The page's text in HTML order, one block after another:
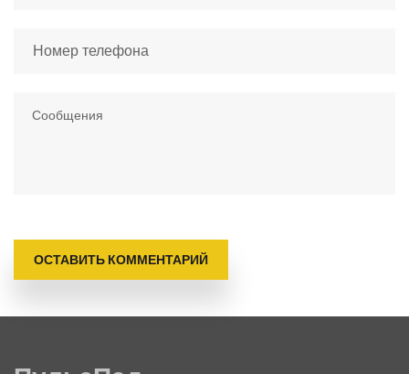
ОСТАВИТЬ КОММЕНТАРИЙ